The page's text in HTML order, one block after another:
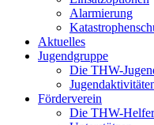
Alarmierung
Aktuelles
Jugendgruppe
Die THW-
Förderverein
Die THW-